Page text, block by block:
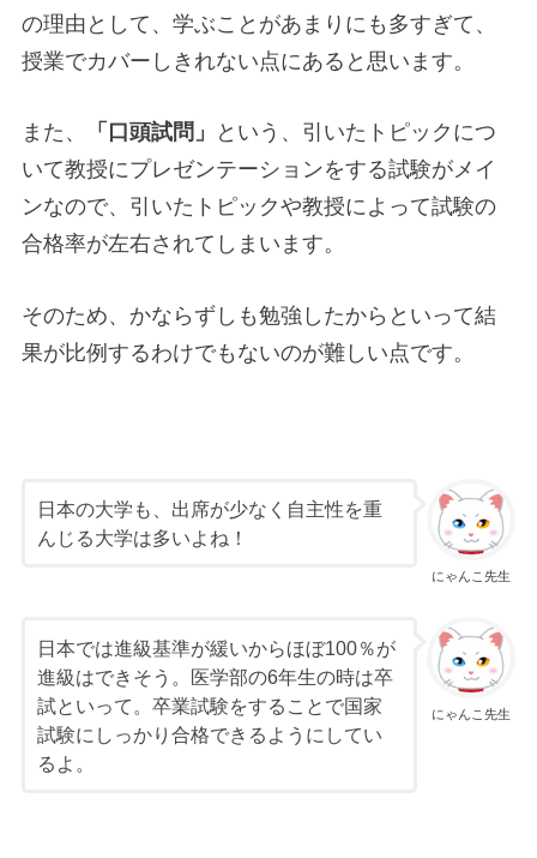
の理由として、学ぶことがあまりにも多すぎて、
授業でカバーしきれない点にあると思います。
また、 「口頭試問」
という、引いたトピックにつ
いて教授にプレゼンテーションをする試験がメイ
ンなので、引いたトピックや教授によって試験の
合格率が左右されてしまいます。
そのため、かならずしも勉強したからといって結
果が比例するわけでもないのが難しい点です。
にゃんこ先生
日本の大学も、出席が少なく自主性を重
んじる大学は多いよね！
にゃんこ先生
日本では進級基準が緩いからほぼ100％が
進級はできそう。医学部の6年生の時は卒
試といって。卒業試験をすることで国家
試験にしっかり合格できるようにしてい
るよ。